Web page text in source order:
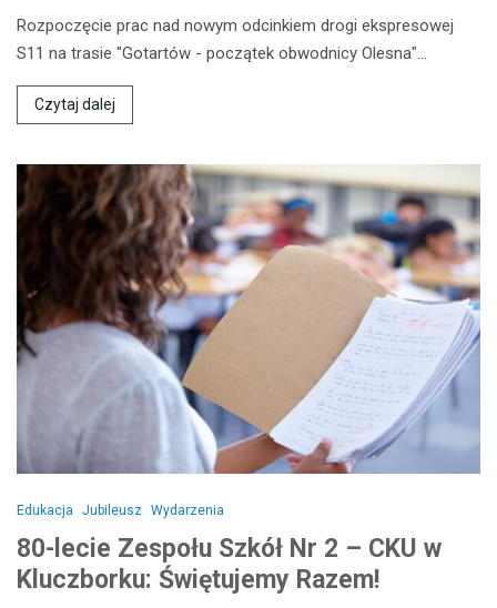
Rozpoczęcie prac nad nowym odcinkiem drogi ekspresowej
S11 na trasie "Gotartów - początek obwodnicy Olesna"…
Czytaj dalej
Edukacja Jubileusz Wydarzenia
80-lecie Zespołu Szkół Nr 2 – CKU w
Kluczborku: Świętujemy Razem!